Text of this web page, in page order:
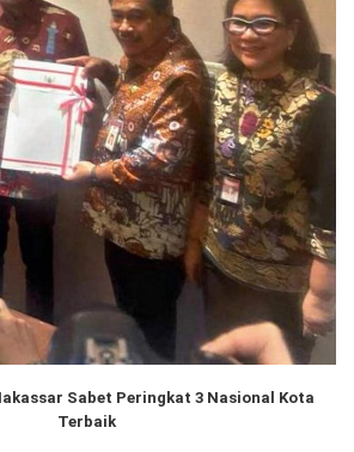
Sabet Peringkat 3 Nasional Kota
Terbaik